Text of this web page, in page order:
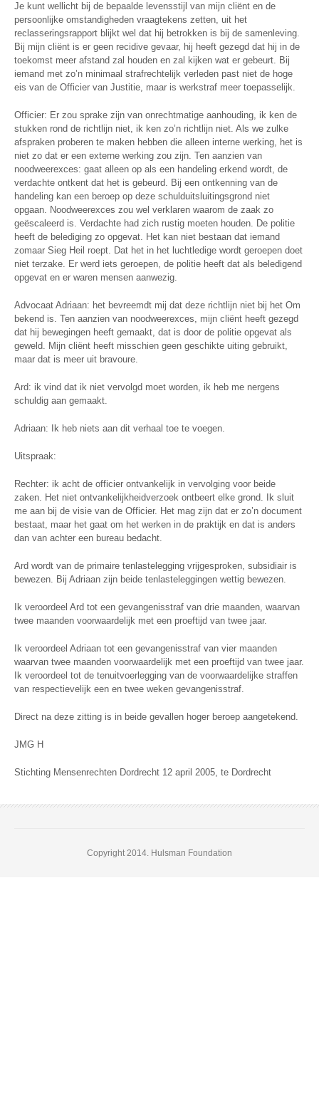
Je kunt wellicht bij de bepaalde levensstijl van mijn cliënt en de
persoonlijke omstandigheden vraagtekens zetten, uit het
reclasseringsrapport blijkt wel dat hij betrokken is bij de samenleving.
Bij mijn cliënt is er geen recidive gevaar, hij heeft gezegd dat hij in de
toekomst meer afstand zal houden en zal kijken wat er gebeurt. Bij
iemand met zo’n minimaal strafrechtelijk verleden past niet de hoge
eis van de Officier van Justitie, maar is werkstraf meer toepasselijk.
Officier: Er zou sprake zijn van onrechtmatige aanhouding, ik ken de
stukken rond de richtlijn niet, ik ken zo’n richtlijn niet. Als we zulke
afspraken proberen te maken hebben die alleen interne werking, het is
niet zo dat er een externe werking zou zijn. Ten aanzien van
noodweerexces: gaat alleen op als een handeling erkend wordt, de
verdachte ontkent dat het is gebeurd. Bij een ontkenning van de
handeling kan een beroep op deze schulduitsluitingsgrond niet
opgaan. Noodweerexces zou wel verklaren waarom de zaak zo
geëscaleerd is. Verdachte had zich rustig moeten houden. De politie
heeft de belediging zo opgevat. Het kan niet bestaan dat iemand
zomaar Sieg Heil roept. Dat het in het luchtledige wordt geroepen doet
niet terzake. Er werd iets geroepen, de politie heeft dat als beledigend
opgevat en er waren mensen aanwezig.
Advocaat Adriaan: het bevreemdt mij dat deze richtlijn niet bij het Om
bekend is. Ten aanzien van noodweerexces, mijn cliënt heeft gezegd
dat hij bewegingen heeft gemaakt, dat is door de politie opgevat als
geweld. Mijn cliënt heeft misschien geen geschikte uiting gebruikt,
maar dat is meer uit bravoure.
Ard: ik vind dat ik niet vervolgd moet worden, ik heb me nergens
schuldig aan gemaakt.
Adriaan: Ik heb niets aan dit verhaal toe te voegen.
Uitspraak:
Rechter: ik acht de officier ontvankelijk in vervolging voor beide
zaken. Het niet ontvankelijkheidverzoek ontbeert elke grond. Ik sluit
me aan bij de visie van de Officier. Het mag zijn dat er zo’n document
bestaat, maar het gaat om het werken in de praktijk en dat is anders
dan van achter een bureau bedacht.
Ard wordt van de primaire tenlastelegging vrijgesproken, subsidiair is
bewezen. Bij Adriaan zijn beide tenlasteleggingen wettig bewezen.
Ik veroordeel Ard tot een gevangenisstraf van drie maanden, waarvan
twee maanden voorwaardelijk met een proeftijd van twee jaar.
Ik veroordeel Adriaan tot een gevangenisstraf van vier maanden
waarvan twee maanden voorwaardelijk met een proeftijd van twee jaar.
Ik veroordeel tot de tenuitvoerlegging van de voorwaardelijke straffen
van respectievelijk een en twee weken gevangenisstraf.
Direct na deze zitting is in beide gevallen hoger beroep aangetekend.
JMG H
Stichting Mensenrechten Dordrecht 12 april 2005, te Dordrecht
Copyright 2014. Hulsman Foundation